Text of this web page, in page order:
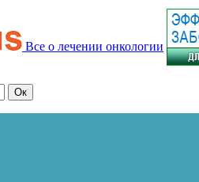
Все о лечении онкологии